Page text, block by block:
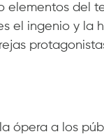
elementos del
el ingenio y la
ópera a los